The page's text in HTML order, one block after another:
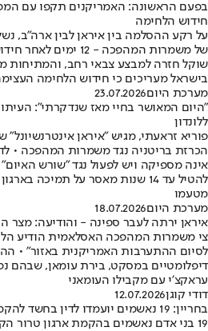
בפעם הראשונה: האמריקנים תקפו עם
חידוש הלחימה
של משמרות המהפכה -
שוקל חזרה למבצע צבאי רחב, והמתיחות
בישראל מעריכים כי חידוש הלחימה
מערכת היום23.07.2026
"היום המאושר בחיי מאז שנדקרתי":
ללונדון
הכרזת בריטניה נגד משמרות המהפכה •
אינה מספיקה ויש לפעול נגד "שורש
להטיל עד 14 שנות מאסר על תמיכה
מטעמו
מערכת היום18.07.2026
איראן ירתה לעבר ספינה - והודיעה: מצר
צי משמרות המהפכה האסלאמית הודיע
לסיום ההתערבות האמריקנית באזור״ •
דיפלומטיים במסקט, בירת עומאן, שבהם
עראקצ׳י עם מקבילו העומאני
דודי קוגן12.07.2026
בחריין: 19 נאשמים יועמדו לדין בחשד להקמת תא טרור הקשור לאיראן
19 בני אדם נאשמים בהקמת ארגון